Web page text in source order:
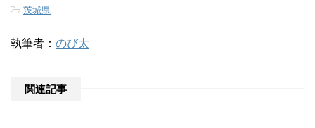
-茨城県
執筆者： のび太
関連記事